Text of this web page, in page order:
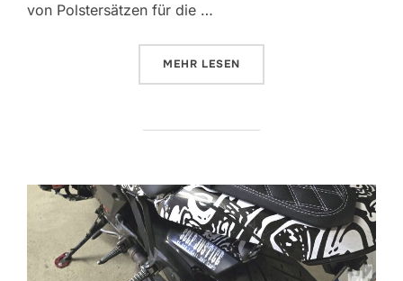
von Polstersätzen für die …
MEHR ÜBER „NEUE BMW R1300GS
LESEN